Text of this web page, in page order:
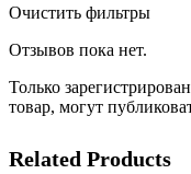
Очистить фильтры
Отзывов пока нет.
Только
товар, могут
Related Products